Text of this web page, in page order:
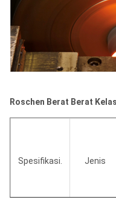
Roschen Berat Berat
Spesifikasi. Jenis